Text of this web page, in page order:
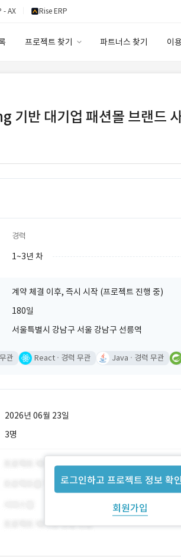
- AX Rise ERP
프로젝트 찾기 파트너스 찾기 이
이
고
반 대기업 패션몰 브랜드
경력
1~3년 차
계약 체결 이후, 즉시 시작 (프로젝트 진행 중)
180일
서울특별시 강남구 서울 강남구 선릉역
관 React 경력 무관 Java 경력 무관
2026년 06월 23일
3명
로그인하고 프로젝트 정보 확
회원가입